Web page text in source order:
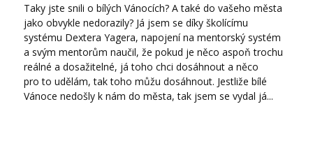
Taky jste snili o bílých Vánocích? A také do vašeho města
jako obvykle nedorazily? Já jsem se díky školícímu
systému Dextera Yagera, napojení na mentorský systém
a svým mentorům naučil, že pokud je něco aspoň trochu
reálné a dosažitelné, já toho chci dosáhnout a něco
pro to udělám, tak toho můžu dosáhnout. Jestliže bílé
Vánoce nedošly k nám do města, tak jsem se vydal já...